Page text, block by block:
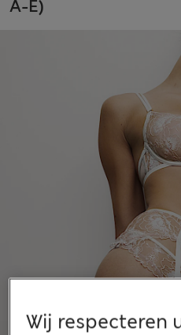
A-E)
Wij respecteren